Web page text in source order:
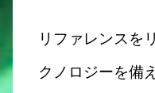
リファレンスを
クノロジーを備